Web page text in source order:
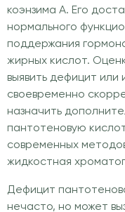
коэнзима А. Его
нормального
поддержания
жирных кислот.
выявить дефицит или
своевременно
назначить
пантотеновую
современных
жидкостная
Дефицит
нечасто, но может